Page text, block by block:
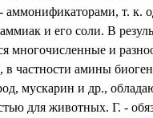
аммонификаторами, т. к.
и его соли. В
многочисленные и
в частности амины
мускарин и др.,
для животных. Г. -